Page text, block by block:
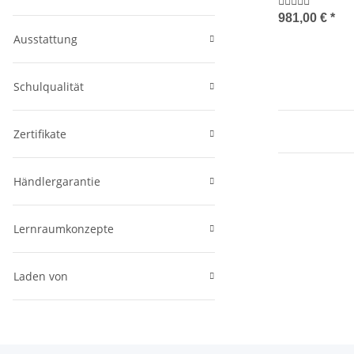
981,00 € *
Ausstattung
Schulqualität
Zertifikate
Händlergarantie
Lernraumkonzepte
Laden von